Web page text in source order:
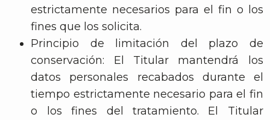
estrictamente necesarios para el fin o los
fines que los solicita.
Principio de limitación del plazo de
conservación: El Titular mantendrá los
datos personales recabados durante el
tiempo estrictamente necesario para el fin
o los fines del tratamiento. El Titular